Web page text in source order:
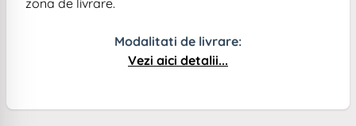
Modalitati de livrare:
Vezi aici detalii...